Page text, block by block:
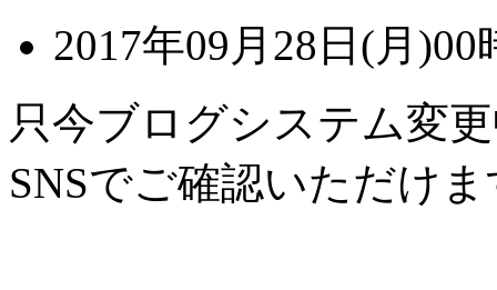
2017年09月28日(月)00
只今ブログシステム変
SNSでご確認いただけ